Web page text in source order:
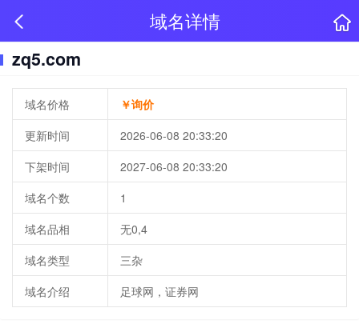
域名详情
zq5.com
域名价格
￥询价
更新时间
2026-06-08 20:33:20
下架时间
2027-06-08 20:33:20
域名个数
1
域名品相
无0,4
域名类型
三杂
域名介绍
足球网，证券网